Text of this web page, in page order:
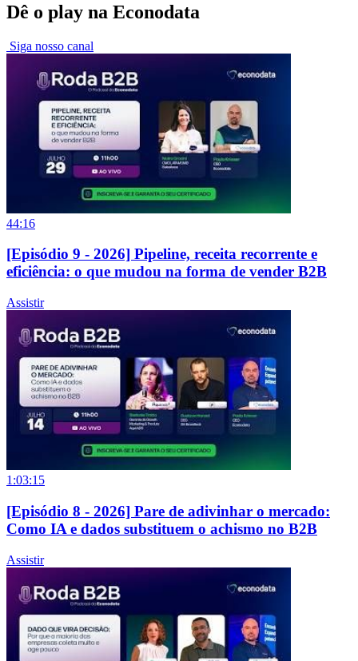
Dê o play na Econodata
Siga nosso canal
44:16
[Episódio 9 - 2026] Pipeline, receita recorrente e
eficiência: o que mudou na forma de vender B2B
Assistir
1:03:15
[Episódio 8 - 2026] Pare de adivinhar o mercado:
Como IA e dados substituem o achismo no B2B
Assistir